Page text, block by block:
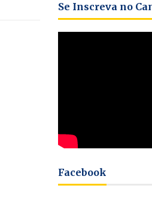
Se Inscreva no
Facebook